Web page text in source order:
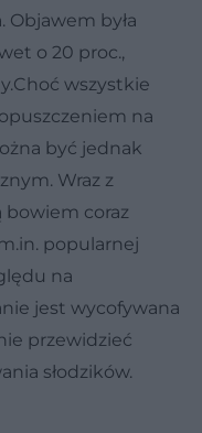
Objawem była
o 20 proc.,
wszystkie
na
być jednak
Wraz z
bowiem coraz
popularnej
na
jest wycofywana
przewidzieć
słodzików.